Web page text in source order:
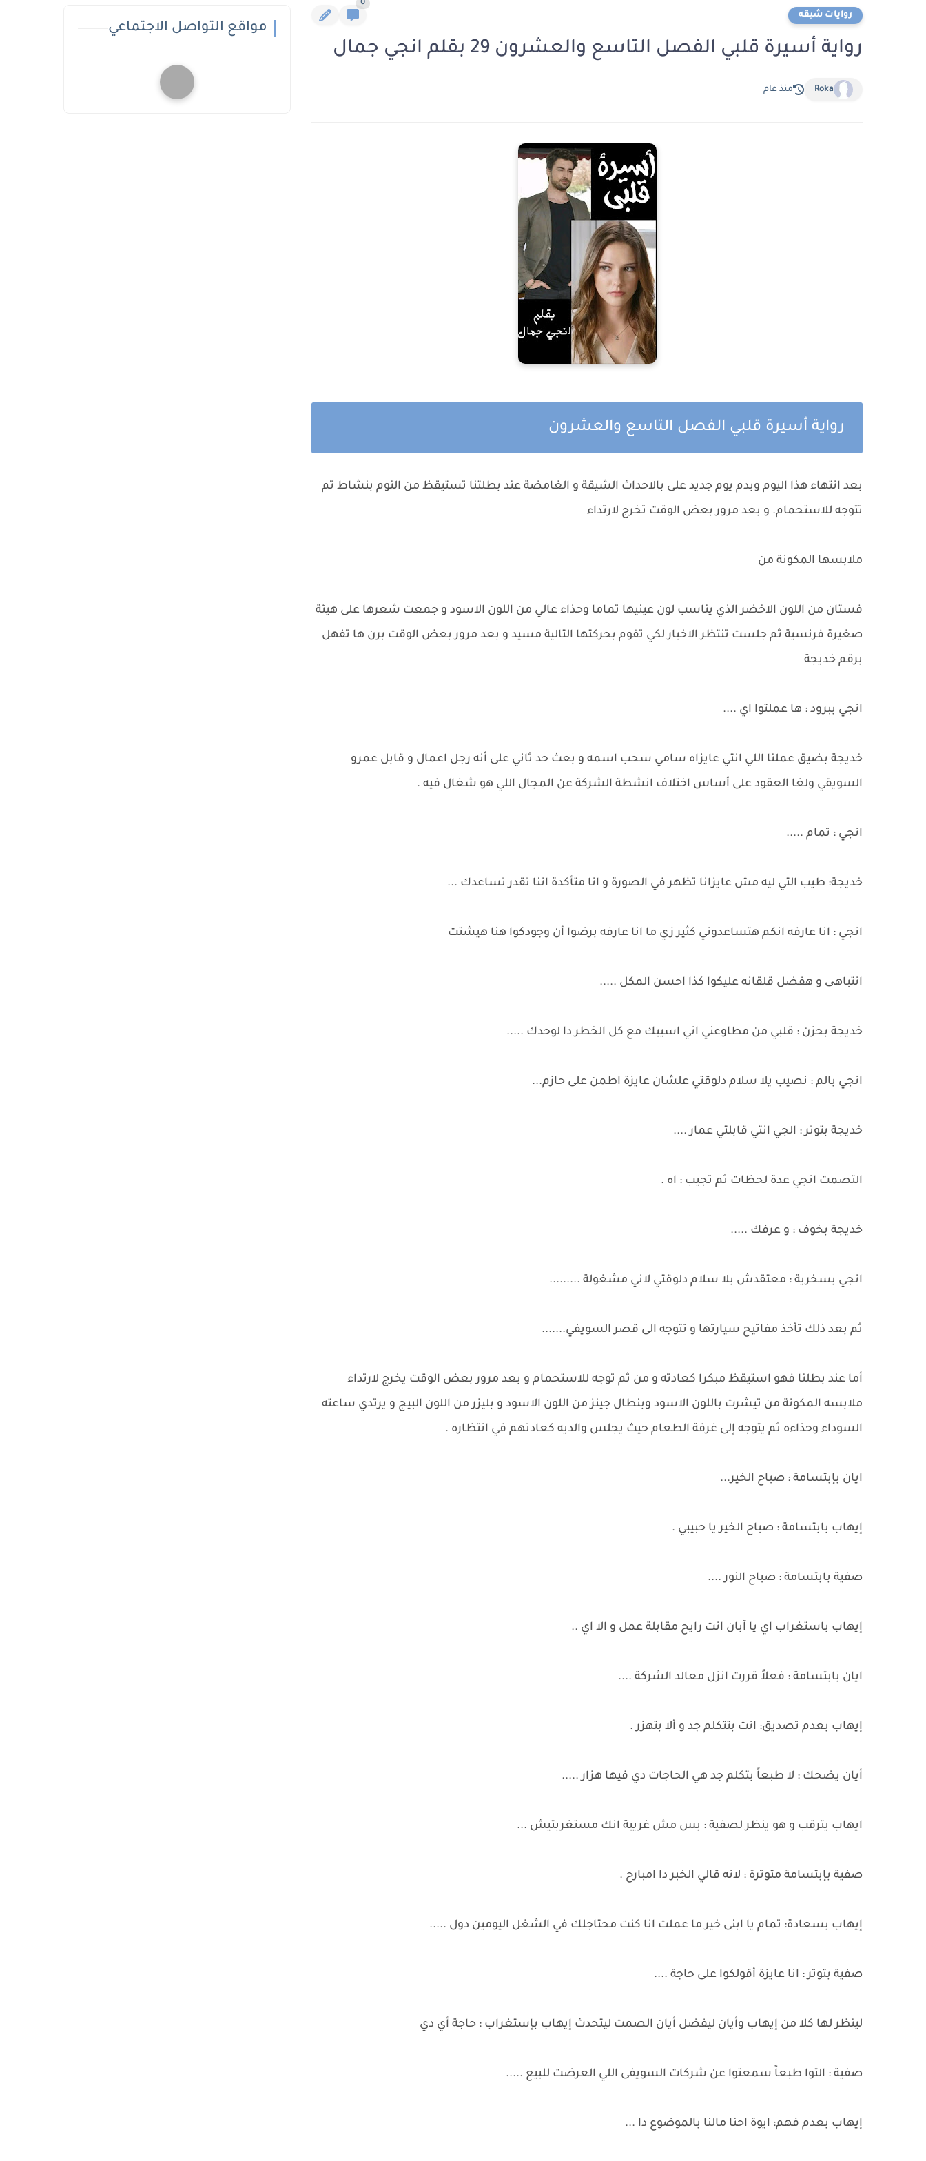
روايات شيقه
0
رواية أسيرة قلبي الفصل التاسع والعشرون 29 بقلم انجي جمال
Roka منذ عام
رواية أسيرة قلبي الفصل التاسع والعشرون
بعد انتهاء هذا اليوم وبدم يوم جديد على بالاحداث الشيقة و الغامضة عند بطلتنا تستيقظ من النوم بنشاط تم
تتوجه للاستحمام. و بعد مرور بعض الوقت تخرج لارتداء
ملابسها المكونة من
فستان من اللون الاخضر الذي يناسب لون عينيها تماما وحذاء عالي من اللون الاسود و جمعت شعرها على هيئة
صغيرة فرنسية ثم جلست تنتظر الاخبار لكي تقوم بحركتها التالية مسيد و بعد مرور بعض الوقت برن ها تفهل
برقم خديجة
انجي ببرود : ها عملتوا اي ....
خديجة بضيق عملنا اللي انتي عايزاه سامي سحب اسمه و بعث حد ثاني على أنه رجل اعمال و قابل عمرو
السويقي ولغا العقود على أساس اختلاف انشطة الشركة عن المجال اللي هو شغال فيه .
انجي : تمام .....
خديجة: طيب التي ليه مش عايزانا تظهر في الصورة و انا متأكدة اننا تقدر تساعدك ...
انجي : انا عارفه انكم هتساعدوني كثير زي ما انا عارفه برضوا أن وجودكوا هنا هيشتت
انتباهی و هفضل قلقانه عليكوا كذا احسن المكل .....
خديجة بحزن : قلبي من مطاوعني اني اسيبك مع كل الخطر دا لوحدك .....
انجي بالم : نصيب يلا سلام دلوقتي علشان عايزة اطمن على حازم...
خديجة بتوتر : الجي انتي قابلتي عمار ....
التصمت انجي عدة لحظات ثم تجيب : اه .
خديجة بخوف : و عرفك .....
انجي بسخرية : معتقدش بلا سلام دلوقتي لاني مشغولة .........
ثم بعد ذلك تأخذ مفاتيح سيارتها و تتوجه الى قصر السويفي.......
أما عند بطلنا فهو استيقظ مبكرا كعادته و من ثم توجه للاستحمام و بعد مرور بعض الوقت يخرج لارتداء
ملابسه المكونة من تيشرت باللون الاسود وبنطال جينز من اللون الاسود و بليزر من اللون البيج و يرتدي ساعته
السوداء وحذاءه ثم يتوجه إلى غرفة الطعام حيث يجلس والديه كعادتهم في انتظاره .
ايان بإبتسامة : صباح الخير...
إيهاب بابتسامة : صباح الخير يا حبيبي .
صفية بابتسامة : صباح النور ....
إيهاب باستغراب اي يا آبان انت رايح مقابلة عمل و الا اي ..
ايان بابتسامة : فعلاً قررت انزل معالد الشركة ....
إيهاب بعدم تصديق: انت بتتكلم جد و ألا بتهزر .
أيان يضحك : لا طبعاً بتكلم جد هي الحاجات دي فيها هزار .....
ايهاب يترقب و هو ينظر لصفية : بس مش غريبة انك مستغربتيش ...
صفية بإبتسامة متوترة : لانه قالي الخبر دا امبارح .
إيهاب بسعادة: تمام يا ابنى خير ما عملت انا كنت محتاجلك في الشغل اليومين دول .....
صفية بتوتر : انا عايزة أقولكوا على حاجة ....
لينظر لها كلا من إيهاب وأيان ليفضل أيان الصمت ليتحدث إيهاب بإستغراب : حاجة أي دي
صفية : التوا طبعاً سمعتوا عن شركات السويفى اللي العرضت للبيع .....
إيهاب بعدم فهم: ايوة احنا مالنا بالموضوع دا ...
مواقع التواصل الاجتماعي